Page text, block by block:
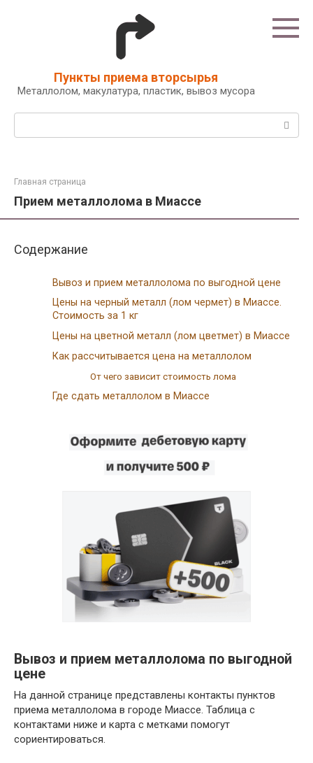
Пункты приема вторсырья
Металлолом, макулатура, пластик, вывоз мусора
Поиск:
Главная страница
Прием металлолома в Миассе
Содержание
Вывоз и прием металлолома по выгодной цене
Цены на черный металл (лом чермет) в Миассе.
Стоимость за 1 кг
Цены на цветной металл (лом цветмет) в Миассе
Как рассчитывается цена на металлолом
От чего зависит стоимость лома
Где сдать металлолом в Миассе
Вывоз и прием металлолома по выгодной
цене
На данной странице представлены контакты пунктов
приема металлолома в городе Миассе. Таблица с
контактами ниже и карта с метками помогут
сориентироваться.